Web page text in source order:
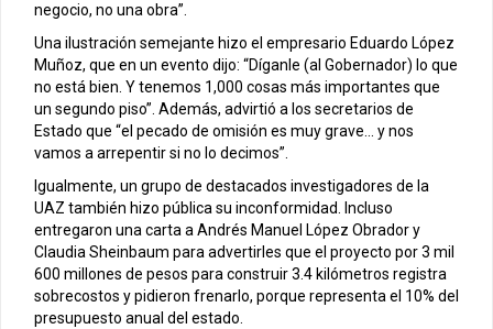
negocio, no una obra”.
Una ilustración semejante hizo el empresario Eduardo López
Muñoz, que en un evento dijo: “Díganle (al Gobernador) lo que
no está bien. Y tenemos 1,000 cosas más importantes que
un segundo piso”. Además, advirtió a los secretarios de
Estado que “el pecado de omisión es muy grave… y nos
vamos a arrepentir si no lo decimos”.
Igualmente, un grupo de destacados investigadores de la
UAZ también hizo pública su inconformidad. Incluso
entregaron una carta a Andrés Manuel López Obrador y
Claudia Sheinbaum para advertirles que el proyecto por 3 mil
600 millones de pesos para construir 3.4 kilómetros registra
sobrecostos y pidieron frenarlo, porque representa el 10% del
presupuesto anual del estado.